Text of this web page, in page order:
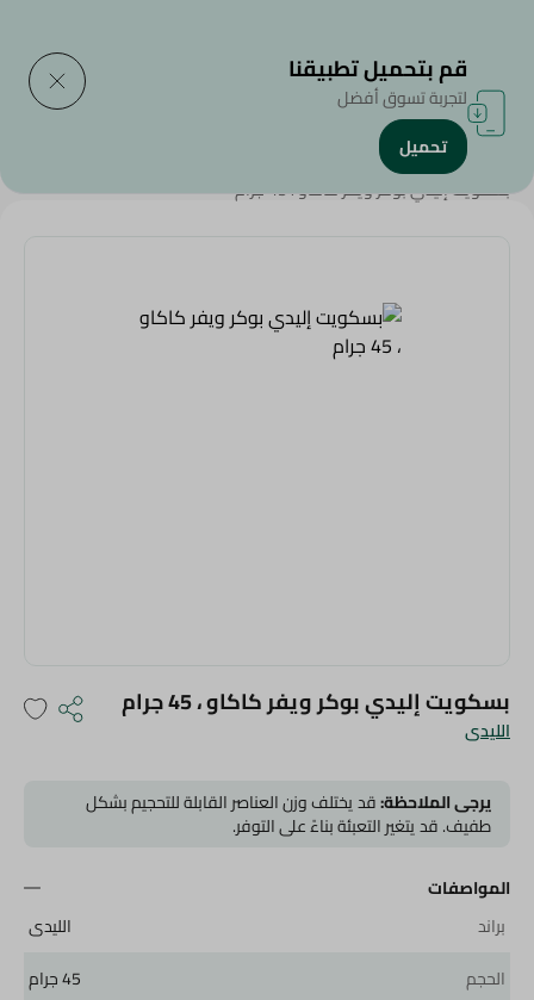
الرئيسية/سناكس وحلويات
بسكويت إليدي بوكر ويفر كاكاو ، 45 جرام
الليدى
بسكويت إليدي بوكر ويفر كاكاو ، 45 جرام
يرجى الملاحظة:قد يختلف وزن العناصر القابلة للتحجيم بشكل
طفيف. قد يتغير التعبئة بناءً على التوفر.
المواصفات
براند
الليدى
الحجم
45 جرام
قم بتحميل تطبيقنا
لتجربة تسوق أفضل
تحميل